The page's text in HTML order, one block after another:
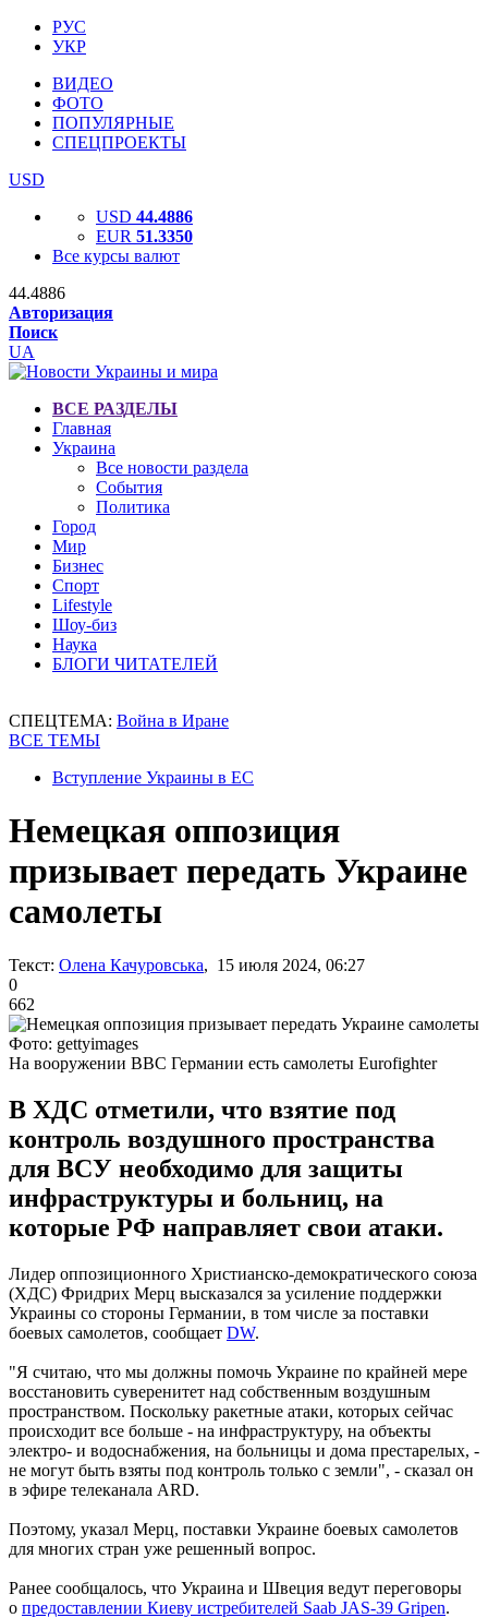
РУС
УКР
ВИДЕО
ФОТО
ПОПУЛЯРНЫЕ
СПЕЦПРОЕКТЫ
USD
USD 44.4886
EUR 51.3350
Все курсы валют
44.4886
Авторизация
Поиск
UA
ВСЕ РАЗДЕЛЫ
Главная
Украина
Все новости раздела
События
Политика
Город
Мир
Бизнес
Спорт
Lifestyle
Шоу-биз
Наука
БЛОГИ ЧИТАТЕЛЕЙ
СПЕЦТЕМА: Война в Иране
ВСЕ ТЕМЫ
Вступление Украины в ЕС
Немецкая оппозиция
призывает передать Украине
самолеты
Текст: Олена Качуровська, 15 июля 2024, 06:27
0
662
Фото: gettyimages
На вооружении ВВС Германии есть самолеты Eurofighter
В ХДС отметили, что взятие под
контроль воздушного пространства
для ВСУ необходимо для защиты
инфраструктуры и больниц, на
которые РФ направляет свои атаки.
Лидер оппозиционного Христианско-демократического союза
(ХДС) Фридрих Мерц высказался за усиление поддержки
Украины со стороны Германии, в том числе за поставки
боевых самолетов, сообщает DW.
"Я считаю, что мы должны помочь Украине по крайней мере
восстановить суверенитет над собственным воздушным
пространством. Поскольку ракетные атаки, которых сейчас
происходит все больше - на инфраструктуру, на объекты
электро- и водоснабжения, на больницы и дома престарелых, -
не могут быть взяты под контроль только с земли", - сказал он
в эфире телеканала ARD.
Поэтому, указал Мерц, поставки Украине боевых самолетов
для многих стран уже решенный вопрос.
Ранее сообщалось, что Украина и Швеция ведут переговоры
о предоставлении Киеву истребителей Saab JAS-39 Gripen.